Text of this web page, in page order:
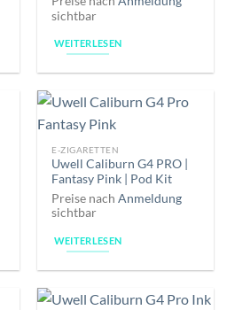
sichtbar
WEITERLESEN
E-ZIGARETTEN
Uwell Caliburn G4 PRO |
Fantasy Pink | Pod Kit
Preise nachAnmeldung
sichtbar
WEITERLESEN